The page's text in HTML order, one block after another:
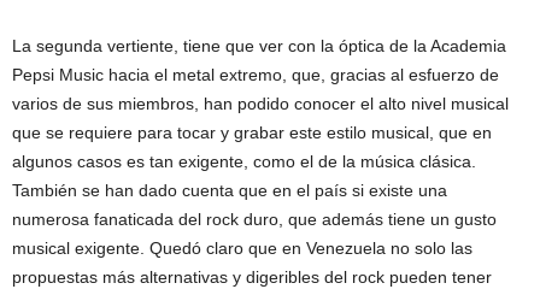
La segunda vertiente, tiene que ver con la óptica de la Academia
Pepsi Music hacia el metal extremo, que, gracias al esfuerzo de
varios de sus miembros, han podido conocer el alto nivel musical
que se requiere para tocar y grabar este estilo musical, que en
algunos casos es tan exigente, como el de la música clásica.
También se han dado cuenta que en el país si existe una
numerosa fanaticada del rock duro, que además tiene un gusto
musical exigente. Quedó claro que en Venezuela no solo las
propuestas más alternativas y digeribles del rock pueden tener